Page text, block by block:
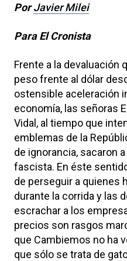
PorJavier Milei
Para El Cronista
Frente a la devaluación
peso frente al dólar
ostensible aceleración
economía, las señoras
Vidal, al tiempo que
emblemas de la
de ignorancia, sacaron
fascista. En éste
de perseguir a quienes
durante la corrida y las
escrachar a los
precios son rasgos
que Cambiemos no ha
que sólo se trata de